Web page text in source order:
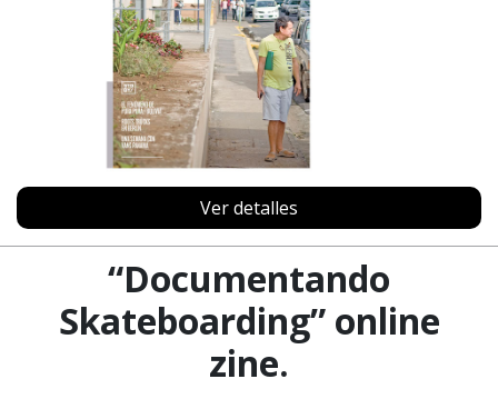
Ver detalles
“Documentando
Skateboarding” online
zine.